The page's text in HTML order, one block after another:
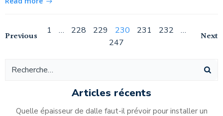
Navigation
des
articles
Previous Navigation
des
articles
Page
1 … Page
228 Page
229 Page
230 Page
231 Page
232 …
247
Next
Articles récents
Quelle épaisseur de dalle faut-il prévoir pour installer un